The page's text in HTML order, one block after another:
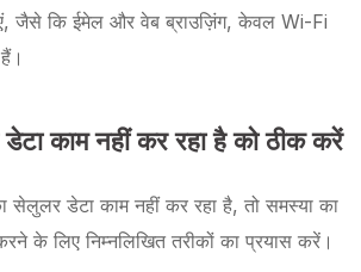
जैसे कि ईमेल और वेब ब्राउज़िंग, केवल Wi-Fi
काम नहीं कर रहा है को ठीक करें
डेटा काम नहीं कर रहा है, तो समस्या का
के लिए निम्नलिखित तरीकों का प्रयास करें।